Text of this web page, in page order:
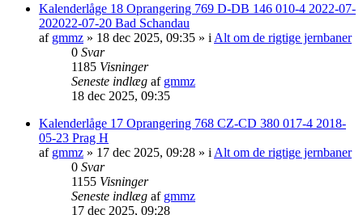
Kalenderlåge 18 Oprangering 769 D-DB 146 010-4 2022-07-
202022-07-20 Bad Schandau
af gmmz » 18 dec 2025, 09:35 » i Alt om de rigtige jernbaner
0 Svar
1185 Visninger
Seneste indlæg af gmmz
18 dec 2025, 09:35
Kalenderlåge 17 Oprangering 768 CZ-CD 380 017-4 2018-
05-23 Prag H
af gmmz » 17 dec 2025, 09:28 » i Alt om de rigtige jernbaner
0 Svar
1155 Visninger
Seneste indlæg af gmmz
17 dec 2025, 09:28